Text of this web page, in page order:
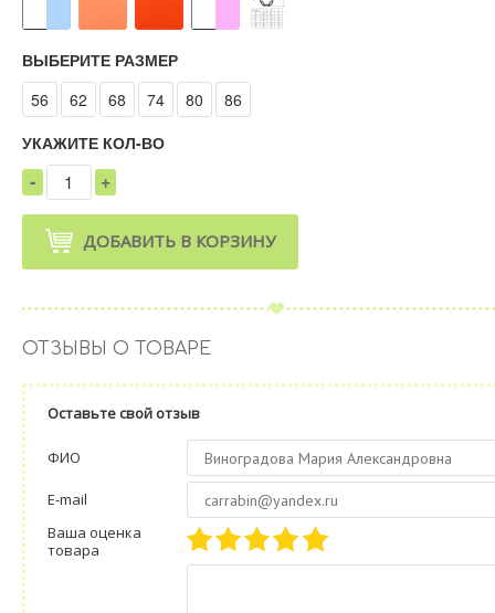
ВЫБЕРИТЕ РАЗМЕР
56
62 68 74 80
86
УКАЖИТЕ КОЛ-ВО
- 1 +
ДОБАВИТЬ В КОРЗИНУ
ОТЗЫВЫ О ТОВАРЕ
Оставьте свой отзыв
ФИО
E-mail
Ваша оценка
товара